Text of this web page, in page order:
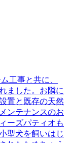
工事と共に、
ました。お隣に
置と既存の天然
ンテナンスのお
ーズパティオも
型犬を飼いはじ